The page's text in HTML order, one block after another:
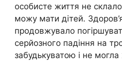
особисте життя не
можу мати дітей.
продовжувало
серйозного падіння на
забудькуватою і не